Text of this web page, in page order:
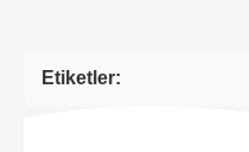
Etiketler: